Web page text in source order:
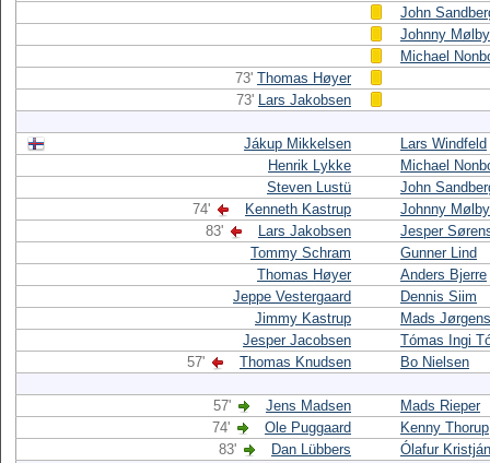
John
Johnny Mølby
Michael
73' Thomas Høyer
73' Lars Jakobsen
Jákup Mikkelsen
Lars Windfeld
Henrik Lykke
Michael
Steven Lustü
John
74'
Kenneth Kastrup
Johnny Mølby
83'
Lars Jakobsen
Jesper
Tommy Schram
Gunner Lind
Thomas Høyer
Anders Bjerre
Jeppe Vestergaard
Dennis Siim
Jimmy Kastrup
Mads
Jesper Jacobsen
Tómas Ingi
57'
Thomas Knudsen Bo Nielsen
57' Jens Madsen
Mads Rieper
74'
Ole Puggaard
Kenny Thorup
83'
Dan Lübbers Ólafur